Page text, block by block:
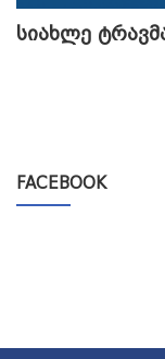
სიახლე
FACEBOOK